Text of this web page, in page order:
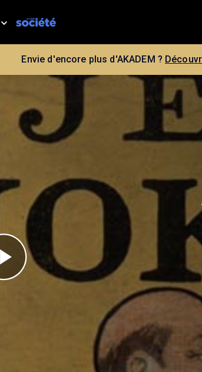
Envie d'encore plus d'AKADEM ?